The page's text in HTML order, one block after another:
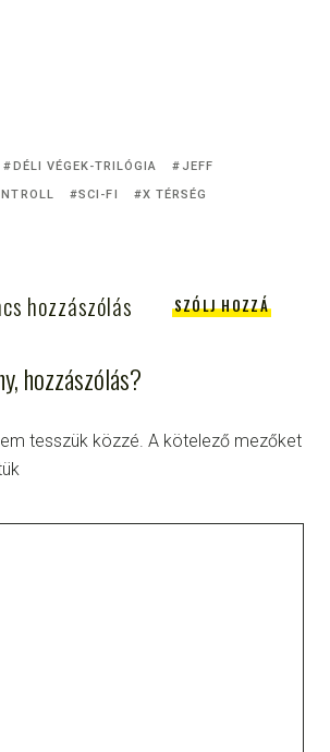
DÉLI VÉGEK-TRILÓGIA
JEFF
SCI-FI X TÉRSÉG
hozzászólás SZÓLJ HOZZÁ
hozzászólás?
tesszük közzé. A kötelező mezőket